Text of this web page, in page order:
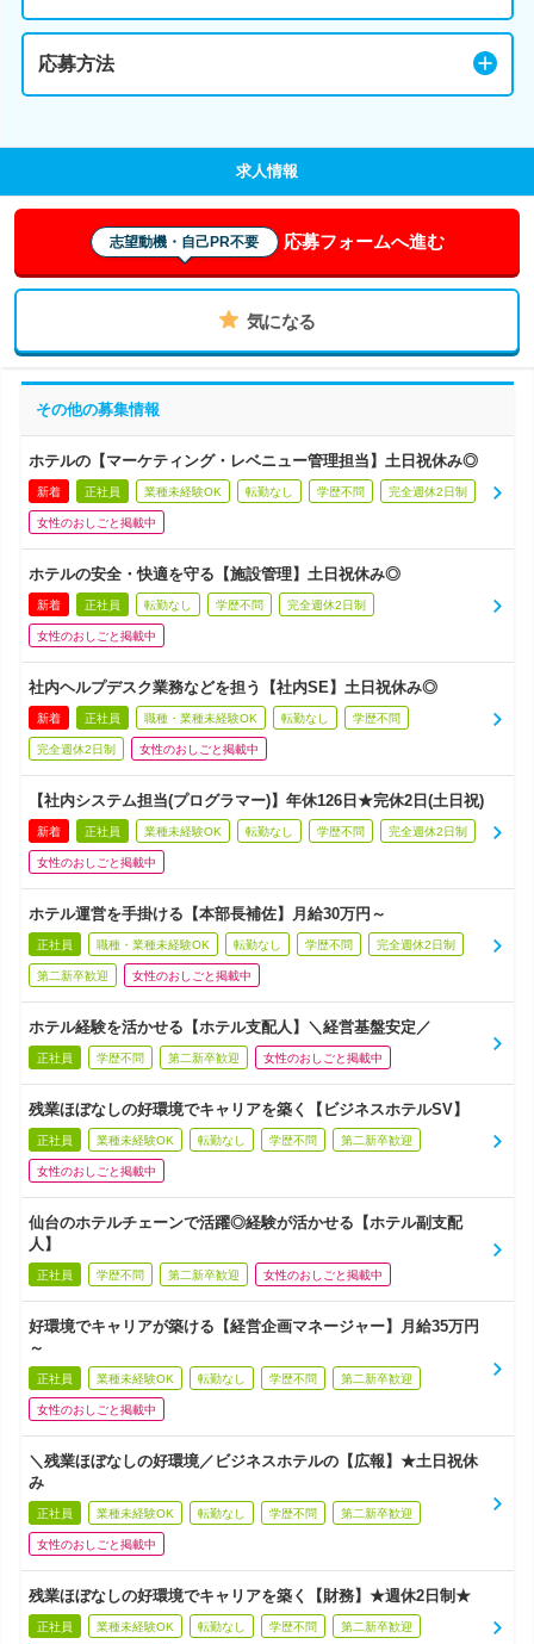
応募方法
求人情報
志望動機・自己PR不要 応募フォームへ進む
気になる
その他の募集情報
ホテルの【マーケティング・レベニュー管理担当】土日祝休み◎
新着 正社員 業種未経験OK 転勤なし 学歴不問 完全週休2日制
女性のおしごと掲載中
ホテルの安全・快適を守る【施設管理】土日祝休み◎
新着 正社員 転勤なし 学歴不問 完全週休2日制
女性のおしごと掲載中
社内ヘルプデスク業務などを担う【社内SE】土日祝休み◎
新着 正社員 職種・業種未経験OK 転勤なし 学歴不問
完全週休2日制 女性のおしごと掲載中
【社内システム担当(プログラマー)】年休126日★完休2日(土日祝)
新着 正社員 業種未経験OK 転勤なし 学歴不問 完全週休2日制
女性のおしごと掲載中
ホテル運営を手掛ける【本部長補佐】月給30万円～
正社員 職種・業種未経験OK 転勤なし 学歴不問 完全週休2日制
第二新卒歓迎 女性のおしごと掲載中
ホテル経験を活かせる【ホテル支配人】＼経営基盤安定／
正社員 学歴不問 第二新卒歓迎 女性のおしごと掲載中
残業ほぼなしの好環境でキャリアを築く【ビジネスホテルSV】
正社員 業種未経験OK 転勤なし 学歴不問 第二新卒歓迎
女性のおしごと掲載中
仙台のホテルチェーンで活躍◎経験が活かせる【ホテル副支配
人】
正社員 学歴不問 第二新卒歓迎 女性のおしごと掲載中
好環境でキャリアが築ける【経営企画マネージャー】月給35万円
～
正社員 業種未経験OK 転勤なし 学歴不問 第二新卒歓迎
女性のおしごと掲載中
＼残業ほぼなしの好環境／ビジネスホテルの【広報】★土日祝休
み
正社員 業種未経験OK 転勤なし 学歴不問 第二新卒歓迎
女性のおしごと掲載中
残業ほぼなしの好環境でキャリアを築く【財務】★週休2日制★
正社員 業種未経験OK 転勤なし 学歴不問 第二新卒歓迎